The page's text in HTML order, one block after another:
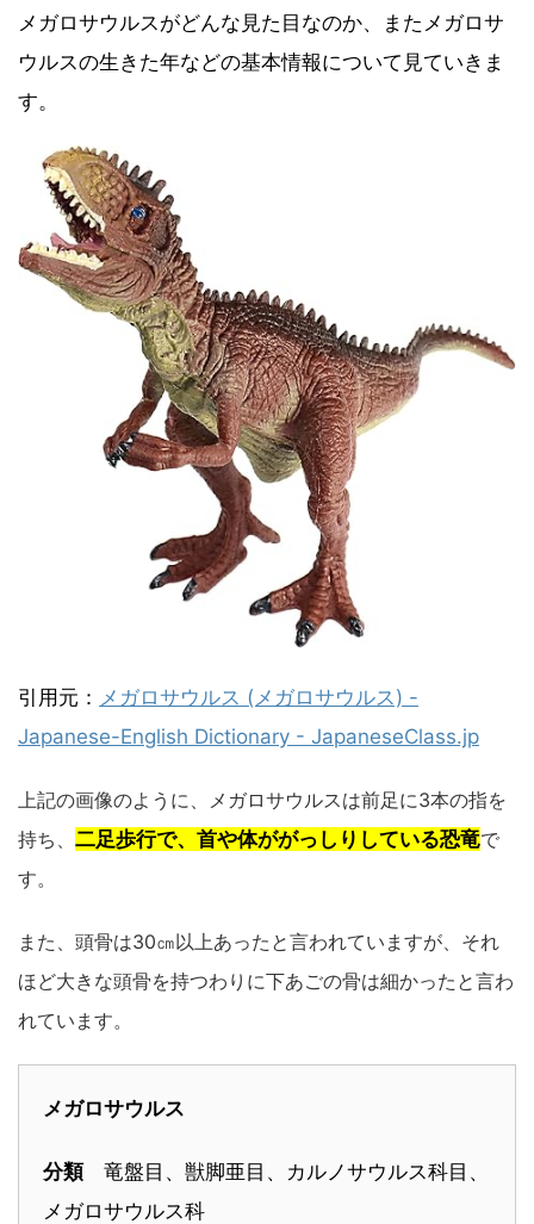
メガロサウルスがどんな見た目なのか、またメガロサ
ウルスの生きた年などの基本情報について見ていきま
す。
引用元： メガロサウルス (メガロサウルス) -
Japanese-English Dictionary - JapaneseClass.jp
上記の画像のように、メガロサウルスは前足に3本の指を
持ち、 二足歩行で、 首や体ががっしりしている恐竜で
す。
また、頭骨は30㎝以上あったと言われていますが、それ
ほど大きな頭骨を持つわりに下あごの骨は細かったと言わ
れています。
メガロサウルス
分類竜盤目、獣脚亜目、カルノサウルス科目、
メガロサウルス科